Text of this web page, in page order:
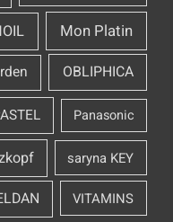
Mon Platin
OBLIPHICA
Panasonic
saryna KEY
VITAMINS